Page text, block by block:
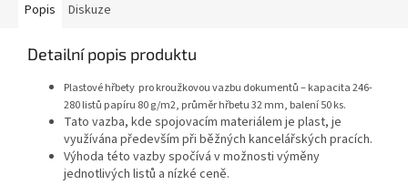
Popis Diskuze
Detailní popis produktu
Plastové hřbety pro kroužkovou vazbu dokumentů – kapacita 246-
280 listů papíru 80 g/m2, průměr hřbetu 32 mm, balení 50 ks.
Tato vazba, kde spojovacím materiálem je plast, je
využívána především při běžných kancelářských pracích.
Výhoda této vazby spočívá v možnosti výměny
jednotlivých listů a nízké ceně.